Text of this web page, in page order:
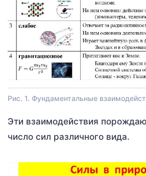
Рис. 1. Фундаментальные
Эти взаимодействия
число сил различного вида.